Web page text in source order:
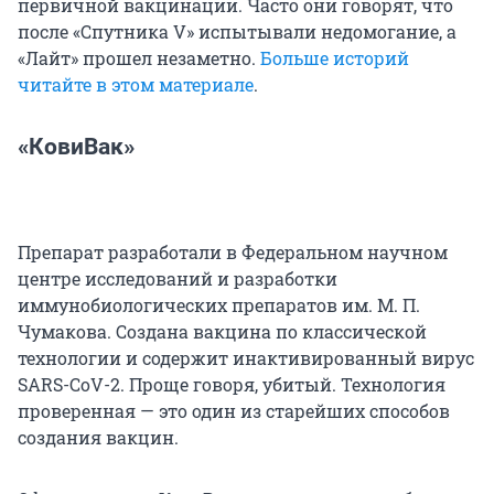
после «Спутника V» испытывали недомогание, а
«Лайт» прошел незаметно. Больше историй
читайте в этом материале.
«КовиВак»
Препарат разработали в Федеральном научном
центре исследований и разработки
иммунобиологических препаратов им. М. П.
Чумакова. Создана вакцина по классической
технологии и содержит инактивированный вирус
SARS-CoV-2. Проще говоря, убитый. Технология
проверенная — это один из старейших способов
создания вакцин.